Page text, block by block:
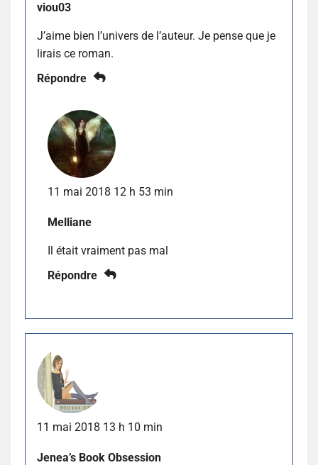
viou03
J’aime bien l’univers de l’auteur. Je pense que je
lirais ce roman.
Répondre
11 mai 2018 12 h 53 min
Melliane
Il était vraiment pas mal
Répondre
11 mai 2018 13 h 10 min
Jenea’s Book Obsession